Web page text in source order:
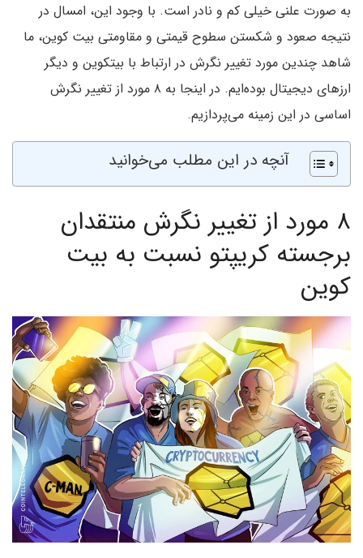
به صورت علنی خیلی کم و نادر است. با وجود این، امسال در
نتیجه صعود و شکستن سطوح قیمتی و مقاومتی بیت کوین، ما
شاهد چندین مورد تغییر نگرش در ارتباط با بیتکوین و دیگر
ارزهای دیجیتال بوده‌ایم. در اینجا به ۸ مورد از تغییر نگرش
اساسی در این زمینه می‌پردازیم.
آنچه در این مطلب می‌خوانید
۸ مورد از تغییر نگرش منتقدان
برجسته کریپتو نسبت به بیت
کوین